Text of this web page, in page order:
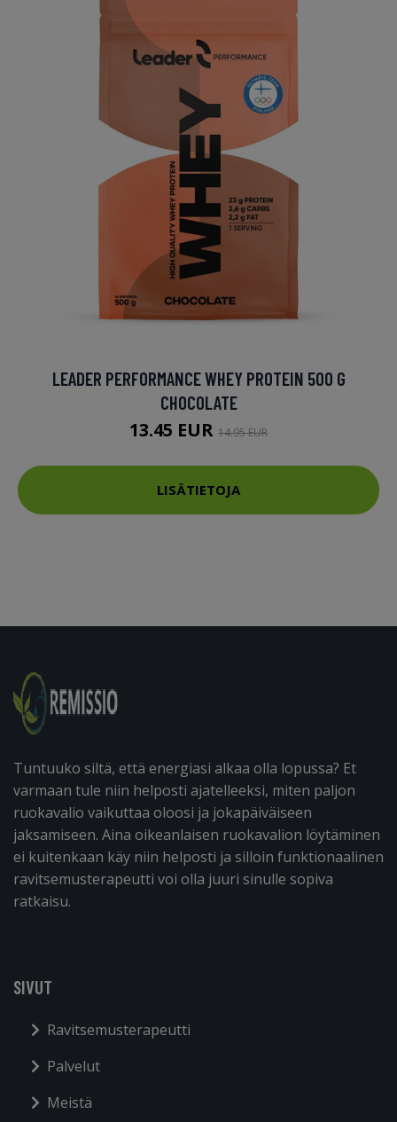
LEADER PERFORMANCE WHEY PROTEIN 500 G
CHOCOLATE
13.45 EUR 14.95 EUR
LISÄTIETOJA
Tuntuuko siltä, että energiasi alkaa olla lopussa? Et
varmaan tule niin helposti ajatelleeksi, miten paljon
ruokavalio vaikuttaa oloosi ja jokapäiväiseen
jaksamiseen. Aina oikeanlaisen ruokavalion löytäminen
ei kuitenkaan käy niin helposti ja silloin funktionaalinen
ravitsemusterapeutti voi olla juuri sinulle sopiva
ratkaisu.
SIVUT
Ravitsemusterapeutti
Palvelut
Meistä